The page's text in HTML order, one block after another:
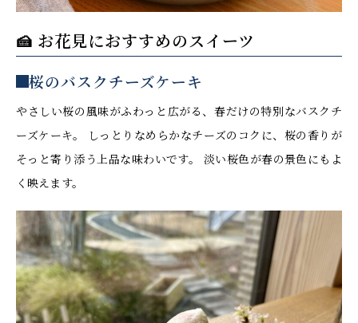
🍰 お花見におすすめのスイーツ
桜のバスクチーズケーキ
やさしい桜の風味がふわっと広がる、春だけの特別なバスクチ
ーズケーキ。 しっとりなめらかなチーズのコクに、桜の香りが
そっと寄り添う上品な味わいです。 淡い桜色が春の景色にもよ
く映えます。